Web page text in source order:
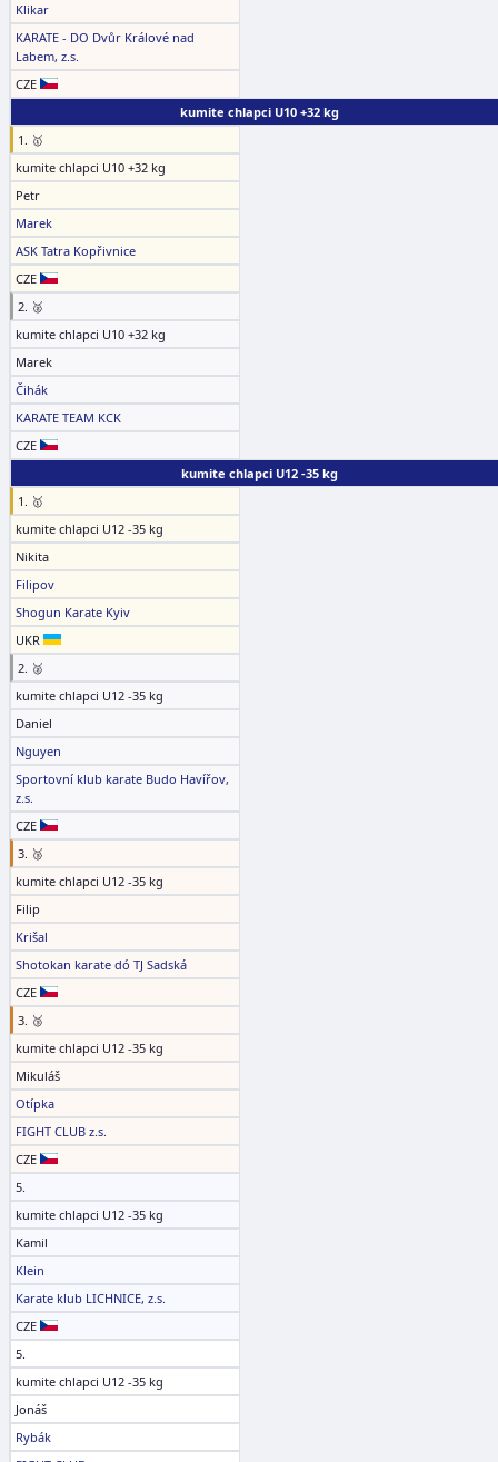
Klikar
KARATE - DO Dvůr Králové nad
Labem, z.s.
CZE
kumite chlapci U10 +32 kg
1. 🥇
kumite chlapci U10 +32 kg
Petr
Marek
ASK Tatra Kopřivnice
CZE
2. 🥈
kumite chlapci U10 +32 kg
Marek
Čihák
KARATE TEAM KCK
CZE
kumite chlapci U12 -35 kg
1. 🥇
kumite chlapci U12 -35 kg
Nikita
Filipov
Shogun Karate Kyiv
UKR
2. 🥈
kumite chlapci U12 -35 kg
Daniel
Nguyen
Sportovní klub karate Budo Havířov,
z.s.
CZE
3. 🥉
kumite chlapci U12 -35 kg
Filip
Krišal
Shotokan karate dó TJ Sadská
CZE
3. 🥉
kumite chlapci U12 -35 kg
Mikuláš
Otípka
FIGHT CLUB z.s.
CZE
5.
kumite chlapci U12 -35 kg
Kamil
Klein
Karate klub LICHNICE, z.s.
CZE
5.
kumite chlapci U12 -35 kg
Jonáš
Rybák